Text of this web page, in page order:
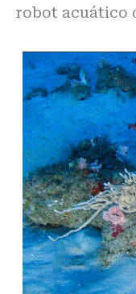
robot acuático